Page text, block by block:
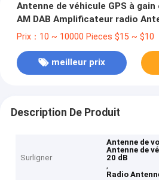
Antenne de véhicule GPS à gain
AM DAB Amplificateur radio
automobile Adaptée à la plupart
Prix：10 ~ 10000 Pieces $15 ~ $10
meilleur prix
Description De Produit
Surligner
Antenne de
Antenne de
20 dB
,
Radio